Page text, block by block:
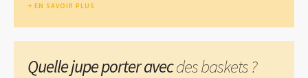
EN SAVOIR PLUS
Quelle jupe porter avecdes baskets ?